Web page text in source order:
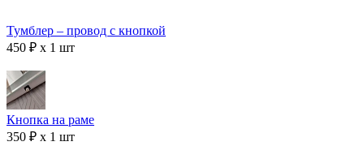
Тумблер – провод с кнопкой
450 ₽ x 1 шт
Кнопка на раме
350 ₽ x 1 шт